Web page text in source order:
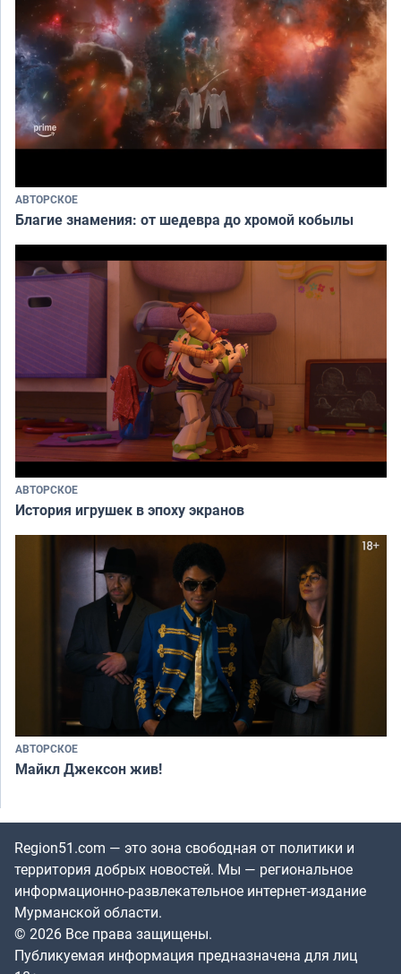
АВТОРСКОЕ
Благие знамения: от шедевра до хромой кобылы
АВТОРСКОЕ
История игрушек в эпоху экранов
АВТОРСКОЕ
Майкл Джексон жив!
Region51.com — это зона свободная от политики и
территория добрых новостей. Мы — региональное
информационно-развлекательное интернет-издание
Мурманской области.
© 2026 Все права защищены.
Публикуемая информация предназначена для лиц